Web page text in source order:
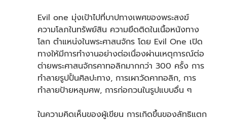
Evil one มุ่งเป้าไปที่บาปทางเพศของพระสงฆ์
ความโลภในทรัพย์สิน ความยึดติดในเนื้อหนังทาง
โลก ตำแหน่งในพระศาสนจักร โดย Evil One เปิด
ทางให้มีการทำงานอย่างต่อเนื่องผ่านเหตุการณ์ต่อ
ต่ายพระศาสนจักรคาทอลิกมากกว่า 300 ครั้ง การ
ทำลายรูปปั้นศิลปะทาง, การเผาวัดคาทอลิก, การ
ทำลายป้ายหลุมศพ, การก่อกวนในรูปแบบอื่น ๆ
ในความคิดเห็นของผู้เขียน การเกิดขึ้นของลัทธิแตก